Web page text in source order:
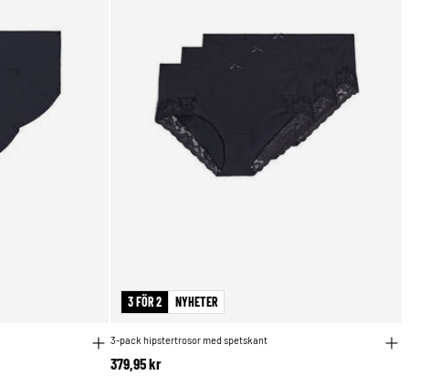
3 FÖR 2 NYHETER
3-pack hipstertrosor med spetskant
379,95 kr